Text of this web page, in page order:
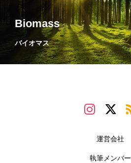
Biomass
バイオマス
運営会社
執筆メンバー